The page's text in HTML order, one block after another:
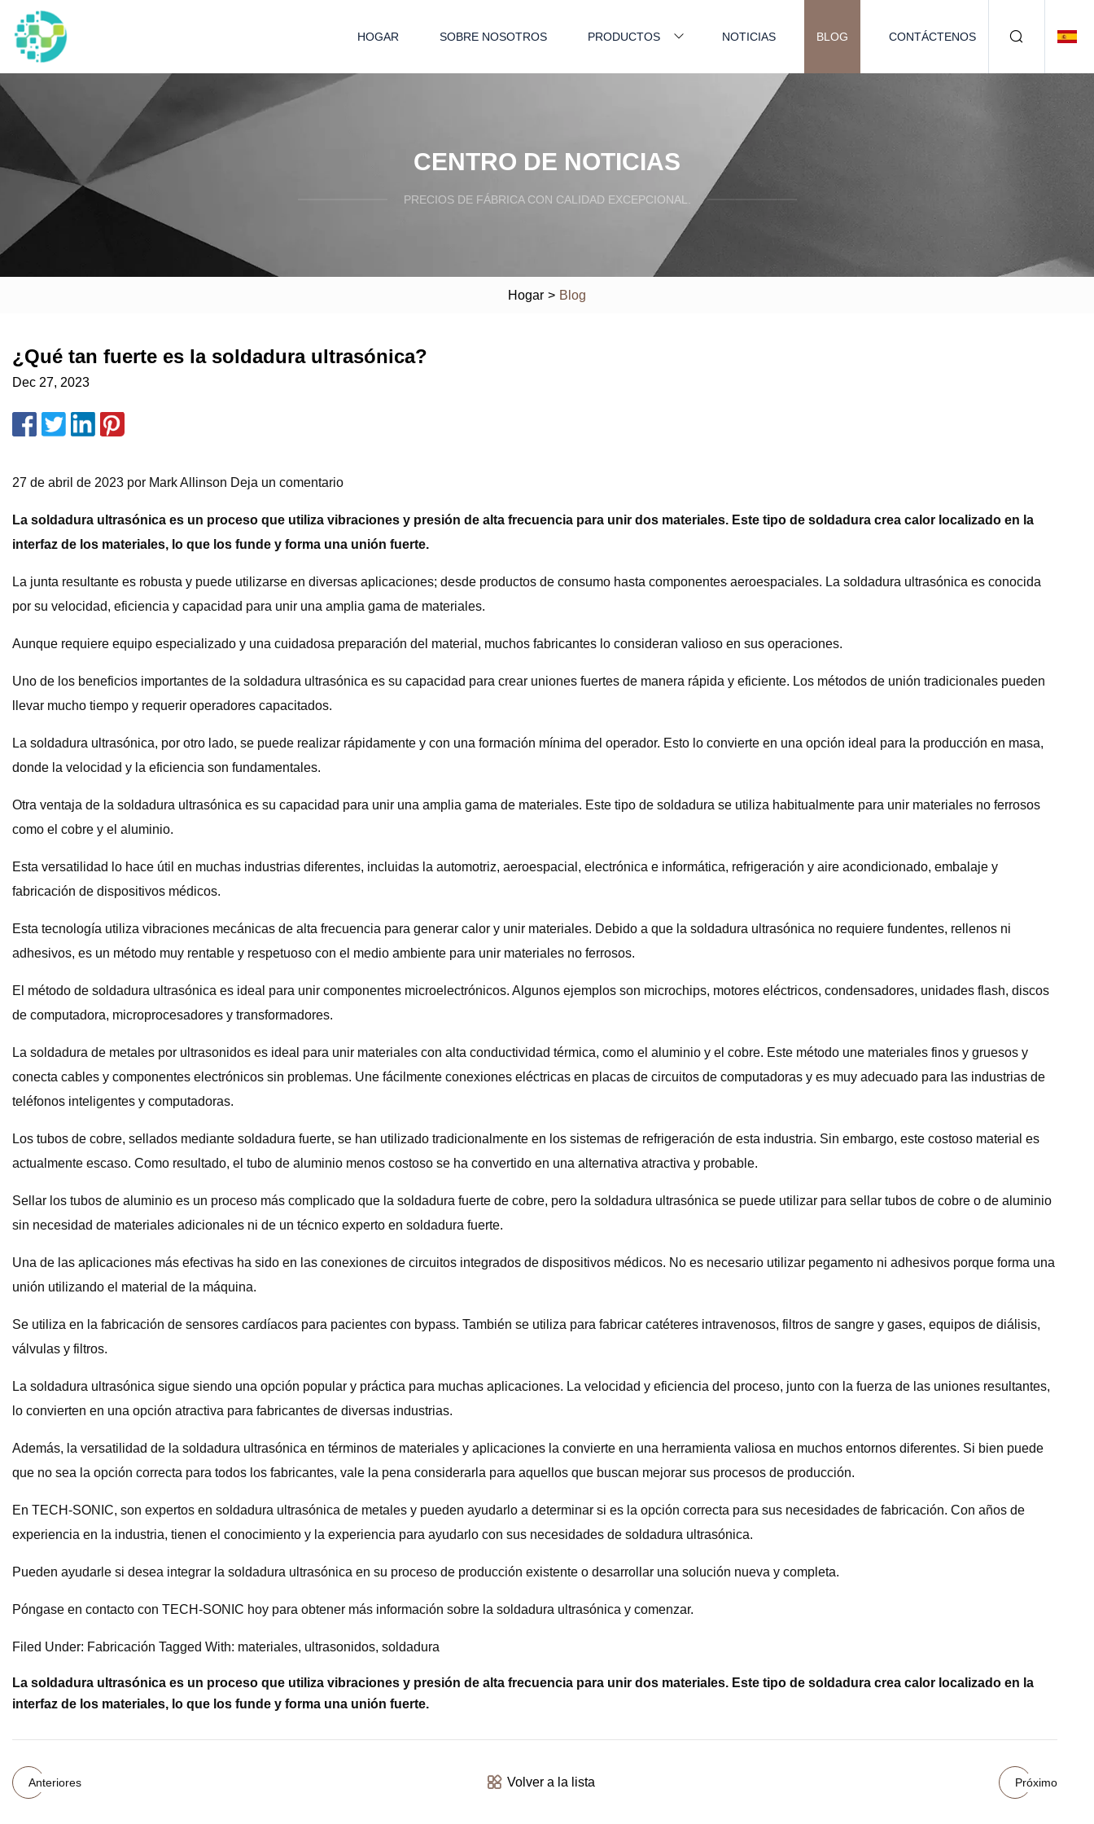
HOGAR SOBRE NOSOTROS PRODUCTOS NOTICIAS BLOG CONTÁCTENOS
CENTRO DE NOTICIAS
PRECIOS DE FÁBRICA CON CALIDAD EXCEPCIONAL.
Hogar > Blog
¿Qué tan fuerte es la soldadura ultrasónica?
Dec 27, 2023
27 de abril de 2023 por Mark Allinson Deja un comentario
La soldadura ultrasónica es un proceso que utiliza vibraciones y presión de alta frecuencia para unir dos materiales. Este tipo de soldadura crea calor localizado en la
interfaz de los materiales, lo que los funde y forma una unión fuerte.
La junta resultante es robusta y puede utilizarse en diversas aplicaciones; desde productos de consumo hasta componentes aeroespaciales. La soldadura ultrasónica es conocida
por su velocidad, eficiencia y capacidad para unir una amplia gama de materiales.
Aunque requiere equipo especializado y una cuidadosa preparación del material, muchos fabricantes lo consideran valioso en sus operaciones.
Uno de los beneficios importantes de la soldadura ultrasónica es su capacidad para crear uniones fuertes de manera rápida y eficiente. Los métodos de unión tradicionales pueden
llevar mucho tiempo y requerir operadores capacitados.
La soldadura ultrasónica, por otro lado, se puede realizar rápidamente y con una formación mínima del operador. Esto lo convierte en una opción ideal para la producción en masa,
donde la velocidad y la eficiencia son fundamentales.
Otra ventaja de la soldadura ultrasónica es su capacidad para unir una amplia gama de materiales. Este tipo de soldadura se utiliza habitualmente para unir materiales no ferrosos
como el cobre y el aluminio.
Esta versatilidad lo hace útil en muchas industrias diferentes, incluidas la automotriz, aeroespacial, electrónica e informática, refrigeración y aire acondicionado, embalaje y
fabricación de dispositivos médicos.
Esta tecnología utiliza vibraciones mecánicas de alta frecuencia para generar calor y unir materiales. Debido a que la soldadura ultrasónica no requiere fundentes, rellenos ni
adhesivos, es un método muy rentable y respetuoso con el medio ambiente para unir materiales no ferrosos.
El método de soldadura ultrasónica es ideal para unir componentes microelectrónicos. Algunos ejemplos son microchips, motores eléctricos, condensadores, unidades flash, discos
de computadora, microprocesadores y transformadores.
La soldadura de metales por ultrasonidos es ideal para unir materiales con alta conductividad térmica, como el aluminio y el cobre. Este método une materiales finos y gruesos y
conecta cables y componentes electrónicos sin problemas. Une fácilmente conexiones eléctricas en placas de circuitos de computadoras y es muy adecuado para las industrias de
teléfonos inteligentes y computadoras.
Los tubos de cobre, sellados mediante soldadura fuerte, se han utilizado tradicionalmente en los sistemas de refrigeración de esta industria. Sin embargo, este costoso material es
actualmente escaso. Como resultado, el tubo de aluminio menos costoso se ha convertido en una alternativa atractiva y probable.
Sellar los tubos de aluminio es un proceso más complicado que la soldadura fuerte de cobre, pero la soldadura ultrasónica se puede utilizar para sellar tubos de cobre o de aluminio
sin necesidad de materiales adicionales ni de un técnico experto en soldadura fuerte.
Una de las aplicaciones más efectivas ha sido en las conexiones de circuitos integrados de dispositivos médicos. No es necesario utilizar pegamento ni adhesivos porque forma una
unión utilizando el material de la máquina.
Se utiliza en la fabricación de sensores cardíacos para pacientes con bypass. También se utiliza para fabricar catéteres intravenosos, filtros de sangre y gases, equipos de diálisis,
válvulas y filtros.
La soldadura ultrasónica sigue siendo una opción popular y práctica para muchas aplicaciones. La velocidad y eficiencia del proceso, junto con la fuerza de las uniones resultantes,
lo convierten en una opción atractiva para fabricantes de diversas industrias.
Además, la versatilidad de la soldadura ultrasónica en términos de materiales y aplicaciones la convierte en una herramienta valiosa en muchos entornos diferentes. Si bien puede
que no sea la opción correcta para todos los fabricantes, vale la pena considerarla para aquellos que buscan mejorar sus procesos de producción.
En TECH-SONIC, son expertos en soldadura ultrasónica de metales y pueden ayudarlo a determinar si es la opción correcta para sus necesidades de fabricación. Con años de
experiencia en la industria, tienen el conocimiento y la experiencia para ayudarlo con sus necesidades de soldadura ultrasónica.
Pueden ayudarle si desea integrar la soldadura ultrasónica en su proceso de producción existente o desarrollar una solución nueva y completa.
Póngase en contacto con TECH-SONIC hoy para obtener más información sobre la soldadura ultrasónica y comenzar.
Filed Under: Fabricación Tagged With: materiales, ultrasonidos, soldadura
La soldadura ultrasónica es un proceso que utiliza vibraciones y presión de alta frecuencia para unir dos materiales. Este tipo de soldadura crea calor localizado en la
interfaz de los materiales, lo que los funde y forma una unión fuerte.
Anteriores Volver a la lista Próximo